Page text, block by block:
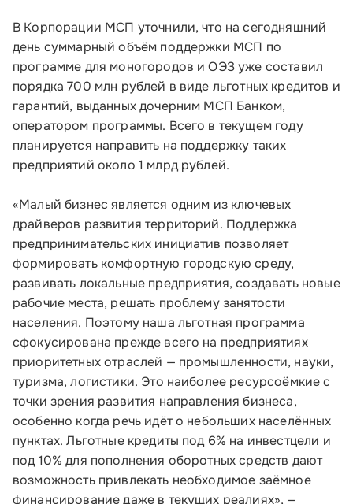
Малому и среднему бизнесу
Банкам и финансовым организациям
Инфраструктуре поддержки
О Корпорации
Блог
Контакты
Телефон:
8 800 100-11-00
Время работы:
по будням с 10:00 до 19:00
Почтовый адрес:
109012, г. Москва, Славянская площадь, д.4,
В Корпорации МСП уточнили, что на сегодняшний
день суммарный объём поддержки МСП по
программе для моногородов и ОЭЗ уже составил
порядка 700 млн рублей в виде льготных кредитов и
гарантий, выданных дочерним МСП Банком,
оператором программы. Всего в текущем году
планируется направить на поддержку таких
предприятий около 1 млрд рублей.
«Малый бизнес является одним из ключевых
драйверов развития территорий. Поддержка
предпринимательских инициатив позволяет
формировать комфортную городскую среду,
развивать локальные предприятия, создавать новые
рабочие места, решать проблему занятости
населения. Поэтому наша льготная программа
сфокусирована прежде всего на предприятиях
приоритетных отраслей — промышленности, науки,
туризма, логистики. Это наиболее ресурсоёмкие с
точки зрения развития направления бизнеса,
особенно когда речь идёт о небольших населённых
пунктах. Льготные кредиты под 6% на инвестцели и
под 10% для пополнения оборотных средств дают
возможность привлекать необходимое заёмное
финансирование даже в текущих реалиях», —